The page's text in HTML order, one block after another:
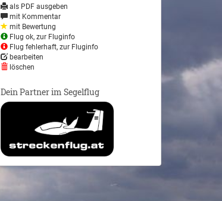
als PDF ausgeben
mit Kommentar
mit Bewertung
Flug ok, zur Fluginfo
Flug fehlerhaft, zur Fluginfo
bearbeiten
löschen
Dein Partner im Segelflug